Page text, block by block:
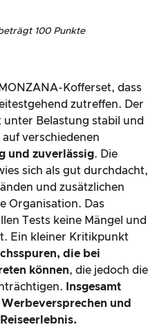
100 Punkte
Kofferset, dass
zutreffen. Der
Belastung stabil und
verschiedenen
und zuverlässig. Die
sich als gut durchdacht,
und zusätzlichen
Organisation. Das
Tests keine Mängel und
Ein kleiner Kritikpunkt
die bei
können, die jedoch die
Insgesamt
und